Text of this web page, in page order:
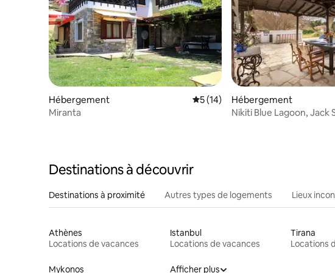
Hébergement Évaluation moyenne sur la base
5 (14)
Miranta
Hébergement
Nikiti Blue Lagoon, Jack
Destinations à découvrir
Destinations à proximité Autres types de logements Lieux
Athènes
Locations de vacances
Istanbul
Locations de vacances
Tirana
Locations
Mykonos Afficher plus